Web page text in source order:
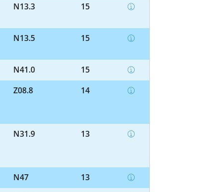
N13.3 15
N13.5 15
N41.0
15
Z08.8 14
N31.9 13
N47
13